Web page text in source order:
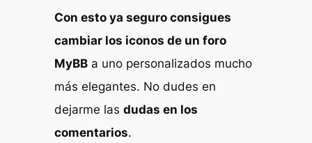
Con esto ya seguro consigues
cambiar los iconos de un foro
MyBB a uno personalizados mucho
más elegantes. No dudes en
dejarme lasdudas en los
comentarios.